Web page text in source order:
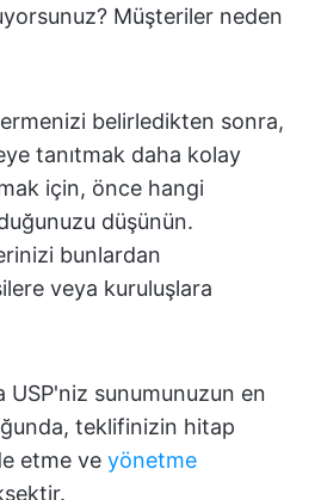
Müşteriler neden
belirledikten sonra,
tanıtmak daha kolay
için, önce hangi
düşünün.
bunlardan
veya kuruluşlara
USP'niz sunumunuzun en
teklifinizin hitap
etme ve yönetme